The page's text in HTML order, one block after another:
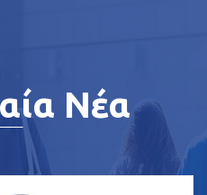
Νέα